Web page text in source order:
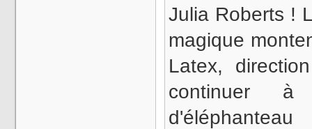
Julia Roberts !
magique
Latex,
continuer